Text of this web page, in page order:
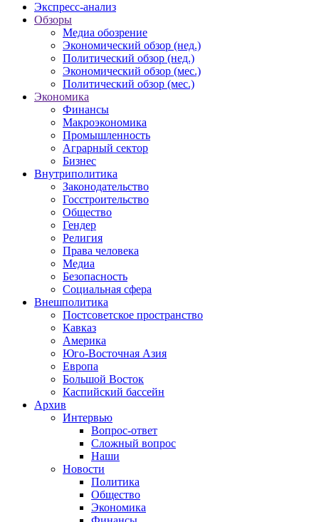
Экспресс-анализ
Обзоры
Медиа обозрение
Экономический обзор (нед.)
Политический обзор (нед.)
Экономический обзор (мес.)
Политический обзор (мес.)
Экономика
Финансы
Макроэкономика
Промышленность
Аграрный сектор
Бизнес
Внутриполитика
Законодательство
Госстроительство
Общество
Гендер
Религия
Права человека
Медиа
Безопасность
Социальная сфера
Внешполитика
Постсоветское пространство
Кавказ
Америка
Юго-Восточная Азия
Европа
Большой Восток
Каспийский бассейн
Архив
Интервью
Вопрос-ответ
Сложный вопрос
Наши
Новости
Политика
Общество
Экономика